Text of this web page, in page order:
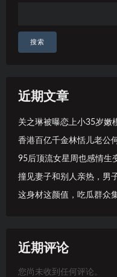
搜索
近期文章
关之琳被曝恋上小35岁嫩
香港百亿千金林恬儿老公
95后顶流女星周也感情生
撞见妻子和别人亲热，男
这身材这颜值，吃瓜群众
近期评论
您尚未收到任何评论。